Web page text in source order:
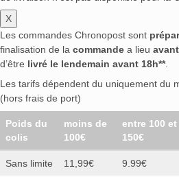
X
Les commandes Chronopost sont
finalisation de la commande a lieu
d’être livré le lendemain avant 18h**.
Les tarifs dépendent du uniquement du
(hors frais de port)
Poids du
colis
moins de
100€
entre 100 et
150€
Sans limite 11,99€ 9.99€